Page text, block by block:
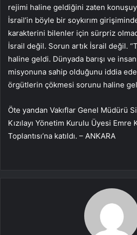
rejimi haline geldiğini zaten
İsrail’in böyle bir soykırım
karakterini bilenler için sürpriz
İsrail değil. Sorun artık İsrail değil.
haline geldi. Dünyada barışı ve
misyonuna sahip olduğunu iddia
örgütlerin çökmesi sorunu haline
Öte yandan Vakıflar Genel Müdürü
Kızılayı Yönetim Kurulu Üyesi Emre
Toplantısı’na katıldı. – ANKARA